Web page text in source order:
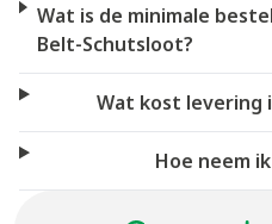
Wat is de minimale
Belt-Schutsloot?
Wat kost levering
Hoe neem